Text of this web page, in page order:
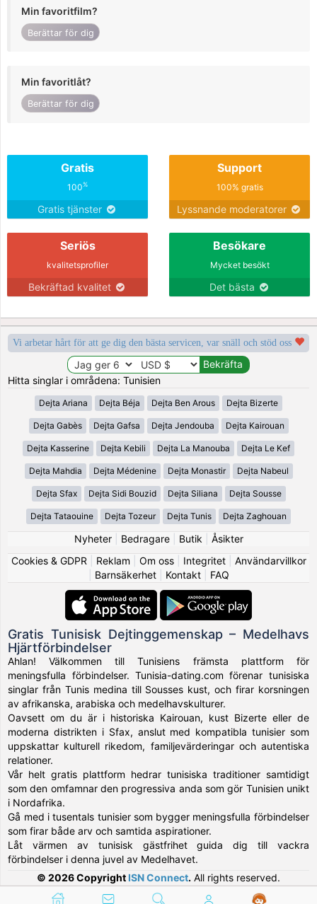
Min favoritfilm?
Berättar för dig
Min favoritlåt?
Berättar för dig
Gratis
100%
Gratis tjänster
Support
100% gratis
Lyssnande moderatorer
Seriös
kvalitetsprofiler
Bekräftad kvalitet
Besökare
Mycket besökt
Det bästa
Vi arbetar hårt för att ge dig den bästa servicen, var snäll och stöd oss
Hitta singlar i områdena: Tunisien
Dejta Ariana Dejta Béja Dejta Ben Arous Dejta Bizerte
Dejta Gabès Dejta Gafsa Dejta Jendouba Dejta Kairouan
Dejta Kasserine Dejta Kebili Dejta La Manouba Dejta Le Kef
Dejta Mahdia Dejta Médenine Dejta Monastir Dejta Nabeul
Dejta Sfax Dejta Sidi Bouzid Dejta Siliana Dejta Sousse
Dejta Tataouine Dejta Tozeur Dejta Tunis Dejta Zaghouan
Nyheter| Bedragare| Butik
Åsikter
Cookies & GDPR
Reklam Om oss| Integritet| Användarvillkor
Barnsäkerhet| Kontakt| FAQ
Gratis Tunisisk Dejtinggemenskap – Medelhavs
Hjärtförbindelser
Ahlan! Välkommen till Tunisiens främsta plattform för
meningsfulla förbindelser. Tunisia-dating.com förenar tunisiska
singlar från Tunis medina till Sousses kust, och firar korsningen
av afrikanska, arabiska och medelhavskulturer.
Oavsett om du är i historiska Kairouan, kust Bizerte eller de
moderna distrikten i Sfax, anslut med kompatibla tunisier som
uppskattar kulturell rikedom, familjevärderingar och autentiska
relationer.
Vår helt gratis plattform hedrar tunisiska traditioner samtidigt
som den omfamnar den progressiva anda som gör Tunisien unikt
i Nordafrika.
Gå med i tusentals tunisier som bygger meningsfulla förbindelser
som firar både arv och samtida aspirationer.
Låt värmen av tunisisk gästfrihet guida dig till vackra
förbindelser i denna juvel av Medelhavet.
© 2026 Copyright ISN Connect. All rights reserved.